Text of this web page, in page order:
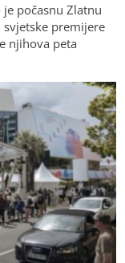
počasnu Zlatnu
premijere
njihova peta